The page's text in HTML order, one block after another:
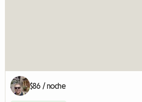
$86 / noche